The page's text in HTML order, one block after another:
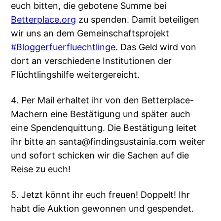
euch bitten, die gebotene Summe bei
Betterplace.org zu spenden. Damit beteiligen
wir uns an dem Gemeinschaftsprojekt
#Bloggerfuerfluechtlinge. Das Geld wird von
dort an verschiedene Institutionen der
Flüchtlingshilfe weitergereicht.
4. Per Mail erhaltet ihr von den Betterplace-
Machern eine Bestätigung und später auch
eine Spendenquittung. Die Bestätigung leitet
ihr bitte an santa@findingsustainia.com weiter
und sofort schicken wir die Sachen auf die
Reise zu euch!
5. Jetzt könnt ihr euch freuen! Doppelt! Ihr
habt die Auktion gewonnen und gespendet.